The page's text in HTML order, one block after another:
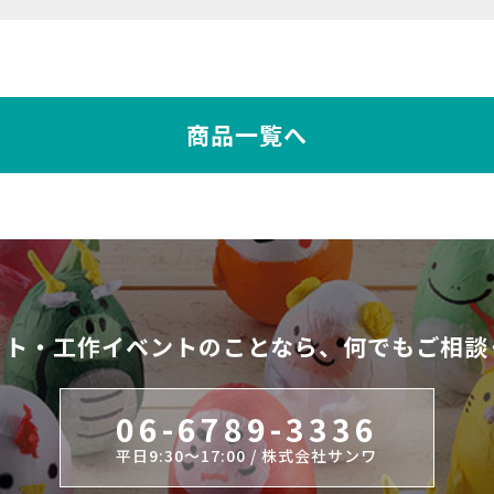
商品一覧へ
・工作イベントのことなら、何でもご相
06-6789-3336
平日9:30～17:00 / 株式会社サンワ